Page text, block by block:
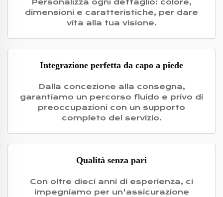
Personalizza ogni dettaglio: colore,
dimensioni e caratteristiche, per dare
vita alla tua visione.
Integrazione perfetta da capo a piede
Dalla concezione alla consegna,
garantiamo un percorso fluido e privo di
preoccupazioni con un supporto
completo del servizio.
Qualità senza pari
Con oltre dieci anni di esperienza, ci
impegniamo per un'assicurazione